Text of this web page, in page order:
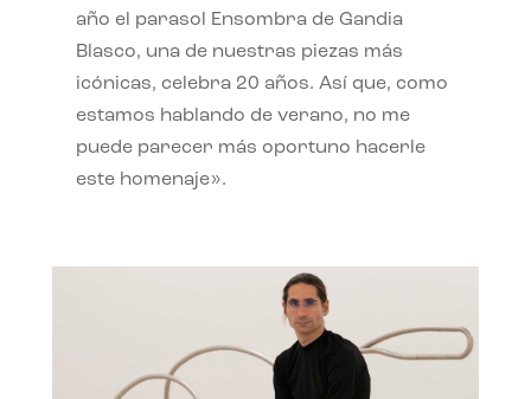
año el parasol Ensombra de Gandia
Blasco, una de nuestras piezas más
icónicas, celebra 20 años. Así que, como
estamos hablando de verano, no me
puede parecer más oportuno hacerle
este homenaje».